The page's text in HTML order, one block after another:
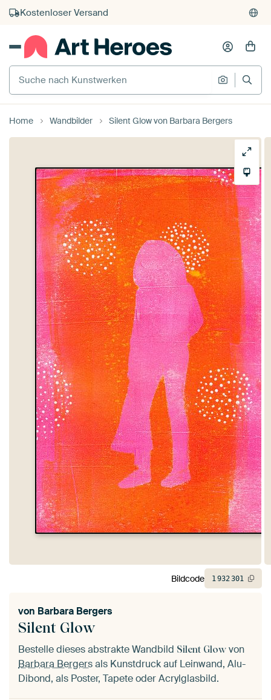
Kauf auf Rechnung
Individueller Druck auf Bestellung
Suche nach Kunstwerken
Suche
Home Wandbilder Silent Glow von Barbara Bergers
Silent Glow
von Barbara Bergers
Bestelle dieses abstrakte Wandbild Silent Glow von
Barbara Bergersals Kunstdruck auf Leinwand, Alu-
Dibond, als Poster, Tapete oder Acrylglasbild.
Bildcode 1932301